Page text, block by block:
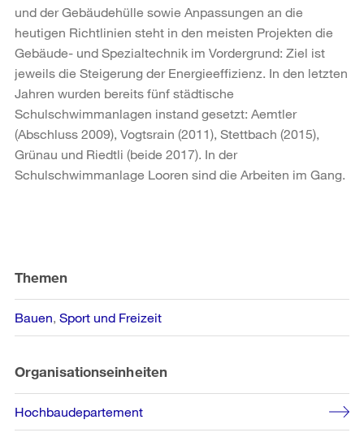
und der Gebäudehülle sowie Anpassungen an die
heutigen Richtlinien steht in den meisten Projekten die
Gebäude- und Spezialtechnik im Vordergrund: Ziel ist
jeweils die Steigerung der Energieeffizienz. In den letzten
Jahren wurden bereits fünf städtische
Schulschwimmanlagen instand gesetzt: Aemtler
(Abschluss 2009), Vogtsrain (2011), Stettbach (2015),
Grünau und Riedtli (beide 2017). In der
Schulschwimmanlage Looren sind die Arbeiten im Gang.
Informationen
Themen
Bauen Sport und Freizeit
Organisationseinheiten
Hochbaudepartement